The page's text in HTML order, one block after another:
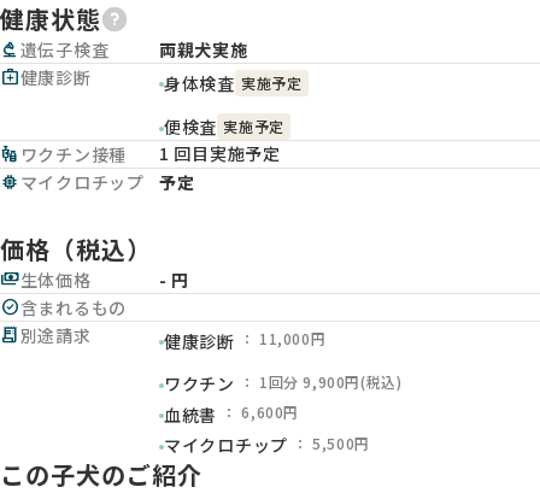
健康状態
biotech 遺伝子検査
両親犬実施
medical_services健康診断 身体検査 実施予定
便検査 実施予定
vaccines ワクチン接種
1 回目実施予定
memory マイクロチップ 予定
価格（税込）
payments生体価格
- 円
check_circle含まれるもの
receipt_long別途請求 健康診断 ： 11,000円
ワクチン ： 1回分 9,900円(税込)
血統書 ： 6,600円
マイクロチップ ： 5,500円
この子犬のご紹介